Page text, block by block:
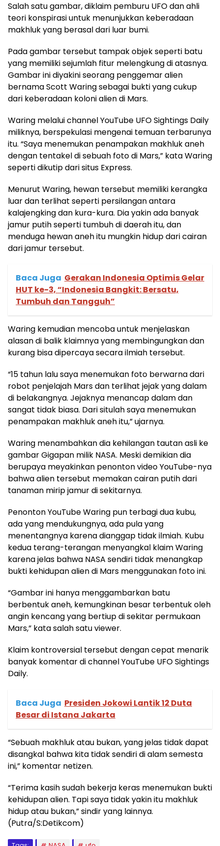
Salah satu gambar, diklaim pemburu UFO dan ahli
teori konspirasi untuk menunjukkan keberadaan
makhluk yang berasal dari luar bumi.
Pada gambar tersebut tampak objek seperti batu
yang memiliki sejumlah fitur melengkung di atasnya.
Gambar ini diyakini seorang penggemar alien
bernama Scott Waring sebagai bukti yang cukup
dari keberadaan koloni alien di Mars.
Waring melalui channel YouTube UFO Sightings Daily
miliknya, berspekulasi mengenai temuan terbarunya
itu. “Saya menemukan penampakan makhluk aneh
dengan tentakel di sebuah foto di Mars,” kata Waring
seperti dikutip dari situs Express.
Menurut Waring, hewan tersebut memiliki kerangka
luar dan terlihat seperti persilangan antara
kalajengking dan kura-kura. Dia yakin ada banyak
jamur putih seperti tumbuh di daerah itu, dan
menduga hewan aneh itu mungkin hidup dari cairan
dari jamur tersebut.
Baca Juga Gerakan Indonesia Optimis Gelar
HUT ke-3, “Indonesia Bangkit: Bersatu,
Tumbuh dan Tangguh”
Waring kemudian mencoba untuk menjelaskan
alasan di balik klaimnya yang membingungkan dan
kurang bisa dipercaya secara ilmiah tersebut.
“15 tahun lalu saya menemukan foto berwarna dari
robot penjelajah Mars dan terlihat jejak yang dalam
di belakangnya. Jejaknya menancap dalam dan
sangat tidak biasa. Dari situlah saya menemukan
penampakan makhluk aneh itu,” ujarnya.
Waring menambahkan dia kehilangan tautan asli ke
gambar Gigapan milik NASA. Meski demikian dia
berupaya meyakinkan penonton video YouTube-nya
bahwa alien tersebut memakan cairan putih dari
tanaman mirip jamur di sekitarnya.
Penonton YouTube Waring pun terbagi dua kubu,
ada yang mendukungnya, ada pula yang
menentangnya karena dianggap tidak ilmiah. Kubu
kedua terang-terangan menyangkal klaim Waring
karena jelas bahwa NASA sendiri tidak menangkap
bukti kehidupan alien di Mars menggunakan foto ini.
“Gambar ini hanya menggambarkan batu
berbentuk aneh, kemungkinan besar terbentuk oleh
angin kencang yang bertiup di sekitar permukaan
Mars,” kata salah satu viewer.
Klaim kontroversial tersebut dengan cepat menarik
banyak komentar di channel YouTube UFO Sightings
Daily.
Baca Juga Presiden Jokowi Lantik 12 Duta
Besar di Istana Jakarta
“Sebuah makhluk atau bukan, yang jelas tidak dapat
disangkal bahwa kita tidak sendiri di alam semesta
ini,” komentar netizen.
“Terima kasih sudah bekerja keras menemukan bukti
kehidupan alien. Tapi saya tidak yakin itu makhluk
hidup atau bukan,” sindir yang lainnya.
(Putra/S:Detikcom)